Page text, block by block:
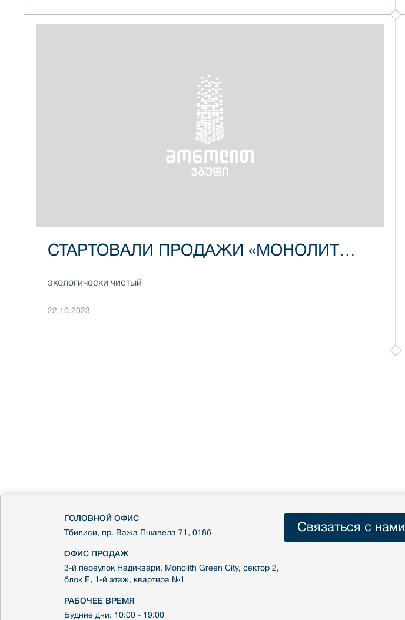
СТАРТОВАЛИ ПРОДАЖИ «МОНОЛИТ
экологически чистый
22.10.2023
Связаться с нами
ГОЛОВНОЙ ОФИС
Тбилиси, пр. Важа Пшавела 71, 0186
ОФИС ПРОДАЖ
3-й переулок Надиквари, Monolith Green City, сектор 2,
блок E, 1-й этаж, квартира №1
РАБОЧЕЕ ВРЕМЯ
Будние дни: 10:00 - 19:00